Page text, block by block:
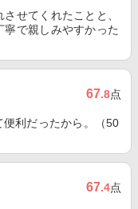
せてくれたことと、
で親しみやすかった
67.8点
利だったから。（50
67.4点